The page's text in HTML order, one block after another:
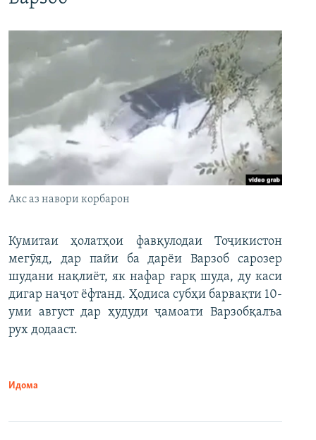
Акс аз навори корбарон
Кумитаи ҳолатҳои фавқулодаи Тоҷикистон
мегӯяд, дар пайи ба дарёи Варзоб сарозер
шудани нақлиёт, як нафар ғарқ шуда, ду каси
дигар наҷот ёфтанд. Ҳодиса субҳи барвақти 10-
уми август дар ҳудуди ҷамоати Варзобқалъа
рух додааст.
Идома